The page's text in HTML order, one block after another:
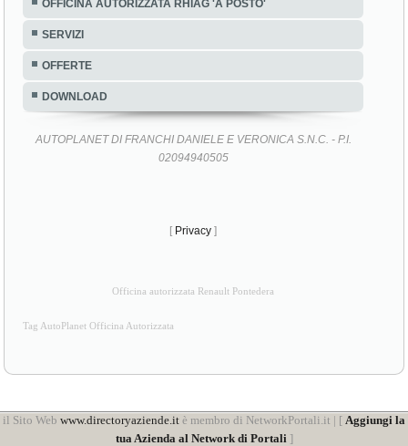
OFFICINA AUTORIZZATA RHIAG 'A POSTO'
SERVIZI
OFFERTE
DOWNLOAD
AUTOPLANET DI FRANCHI DANIELE E VERONICA S.N.C. - P.I.
02094940505
[ Privacy ]
Officina autorizzata Renault Pontedera
Tag AutoPlanet Officina Autorizzata
il Sito Web www.directoryaziende.it è membro di NetworkPortali.it | [ Aggiungi la
tua Azienda al Network di Portali ]